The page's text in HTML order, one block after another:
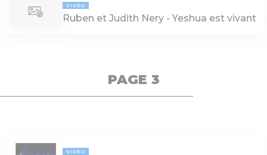
VIDÉO
Ruben et Judith Nery - Yeshua est vivant
PAGE 3
VIDÉO